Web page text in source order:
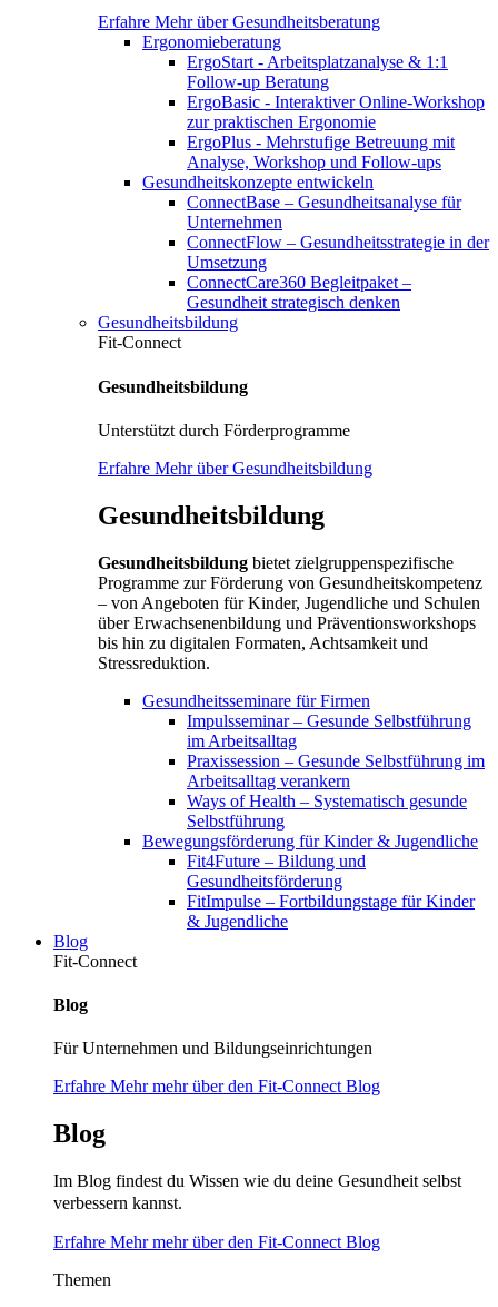
Erfahre Mehr über Gesundheitsberatung
Ergonomieberatung
ErgoStart - Arbeitsplatzanalyse & 1:1
Follow-up Beratung
ErgoBasic - Interaktiver Online-Workshop
zur praktischen Ergonomie
ErgoPlus - Mehrstufige Betreuung mit
Analyse, Workshop und Follow-ups
Gesundheitskonzepte entwickeln
ConnectBase – Gesundheitsanalyse für
Unternehmen
ConnectFlow – Gesundheitsstrategie in der
Umsetzung
ConnectCare360 Begleitpaket –
Gesundheit strategisch denken
Gesundheitsbildung
Fit-Connect
Gesundheitsbildung
Unterstützt durch Förderprogramme
Erfahre Mehr über Gesundheitsbildung
Gesundheitsbildung
Gesundheitsbildung bietet zielgruppenspezifische
Programme zur Förderung von Gesundheitskompetenz
– von Angeboten für Kinder, Jugendliche und Schulen
über Erwachsenenbildung und Präventionsworkshops
bis hin zu digitalen Formaten, Achtsamkeit und
Stressreduktion.
Gesundheitsseminare für Firmen
Impulsseminar – Gesunde Selbstführung
im Arbeitsalltag
Praxissession – Gesunde Selbstführung im
Arbeitsalltag verankern
Ways of Health – Systematisch gesunde
Selbstführung
Bewegungsförderung für Kinder & Jugendliche
Fit4Future – Bildung und
Gesundheitsförderung
FitImpulse – Fortbildungstage für Kinder
& Jugendliche
Blog
Fit-Connect
Blog
Für Unternehmen und Bildungseinrichtungen
Erfahre Mehr mehr über den Fit-Connect Blog
Blog
Im Blog findest du Wissen wie du deine Gesundheit selbst
verbessern kannst.
Erfahre Mehr mehr über den Fit-Connect Blog
Themen